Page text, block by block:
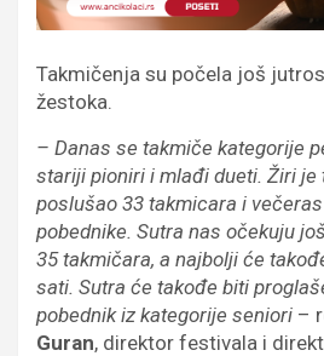
Takmičenja su počela još
žestoka.
– Danas se takmiče kategorije
stariji pioniri i mlađi dueti. Žiri je
poslušao 33 takmicara i
pobednike. Sutra nas očekuju
35 takmičara, a najbolji će
sati. Sutra će takođe biti
pobednik iz kategorije seniori –
Guran, direktor festivala i